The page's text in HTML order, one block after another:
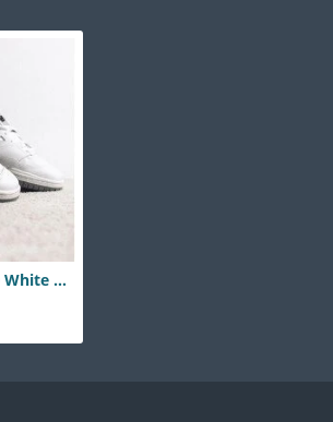
New Balance 550 White Grey